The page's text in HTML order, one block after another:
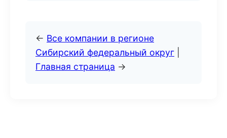
← Все компании в регионе
Сибирский федеральный округ
Главная страница →